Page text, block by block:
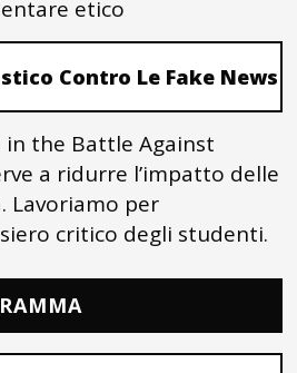
etico
Contro Le Fake News
in the Battle Against
a ridurre l’impatto delle
Lavoriamo per
critico degli studenti.